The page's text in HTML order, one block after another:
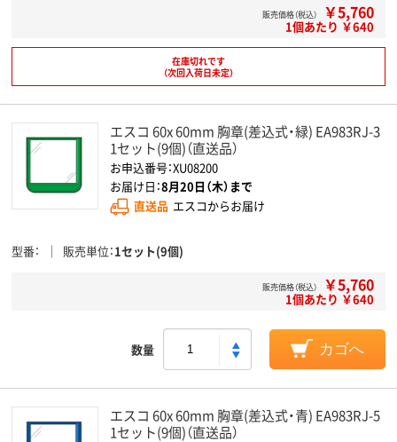
販売価格（税込） ￥5,760
1個あたり ￥640
在庫切れです
（次回入荷日未定）
エスコ 60x 60mm 胸章(差込式・緑) EA983RJ-3
1セット(9個)（直送品）
お申込番号：XU08200
お届け日：8月20日（木）まで
直送品 エスコからお届け
型番 販売単位 1セット(9個)
販売価格（税込） ￥5,760
1個あたり ￥640
数量 カゴへ
エスコ 60x 60mm 胸章(差込式・青) EA983RJ-5
1セット(9個)（直送品）